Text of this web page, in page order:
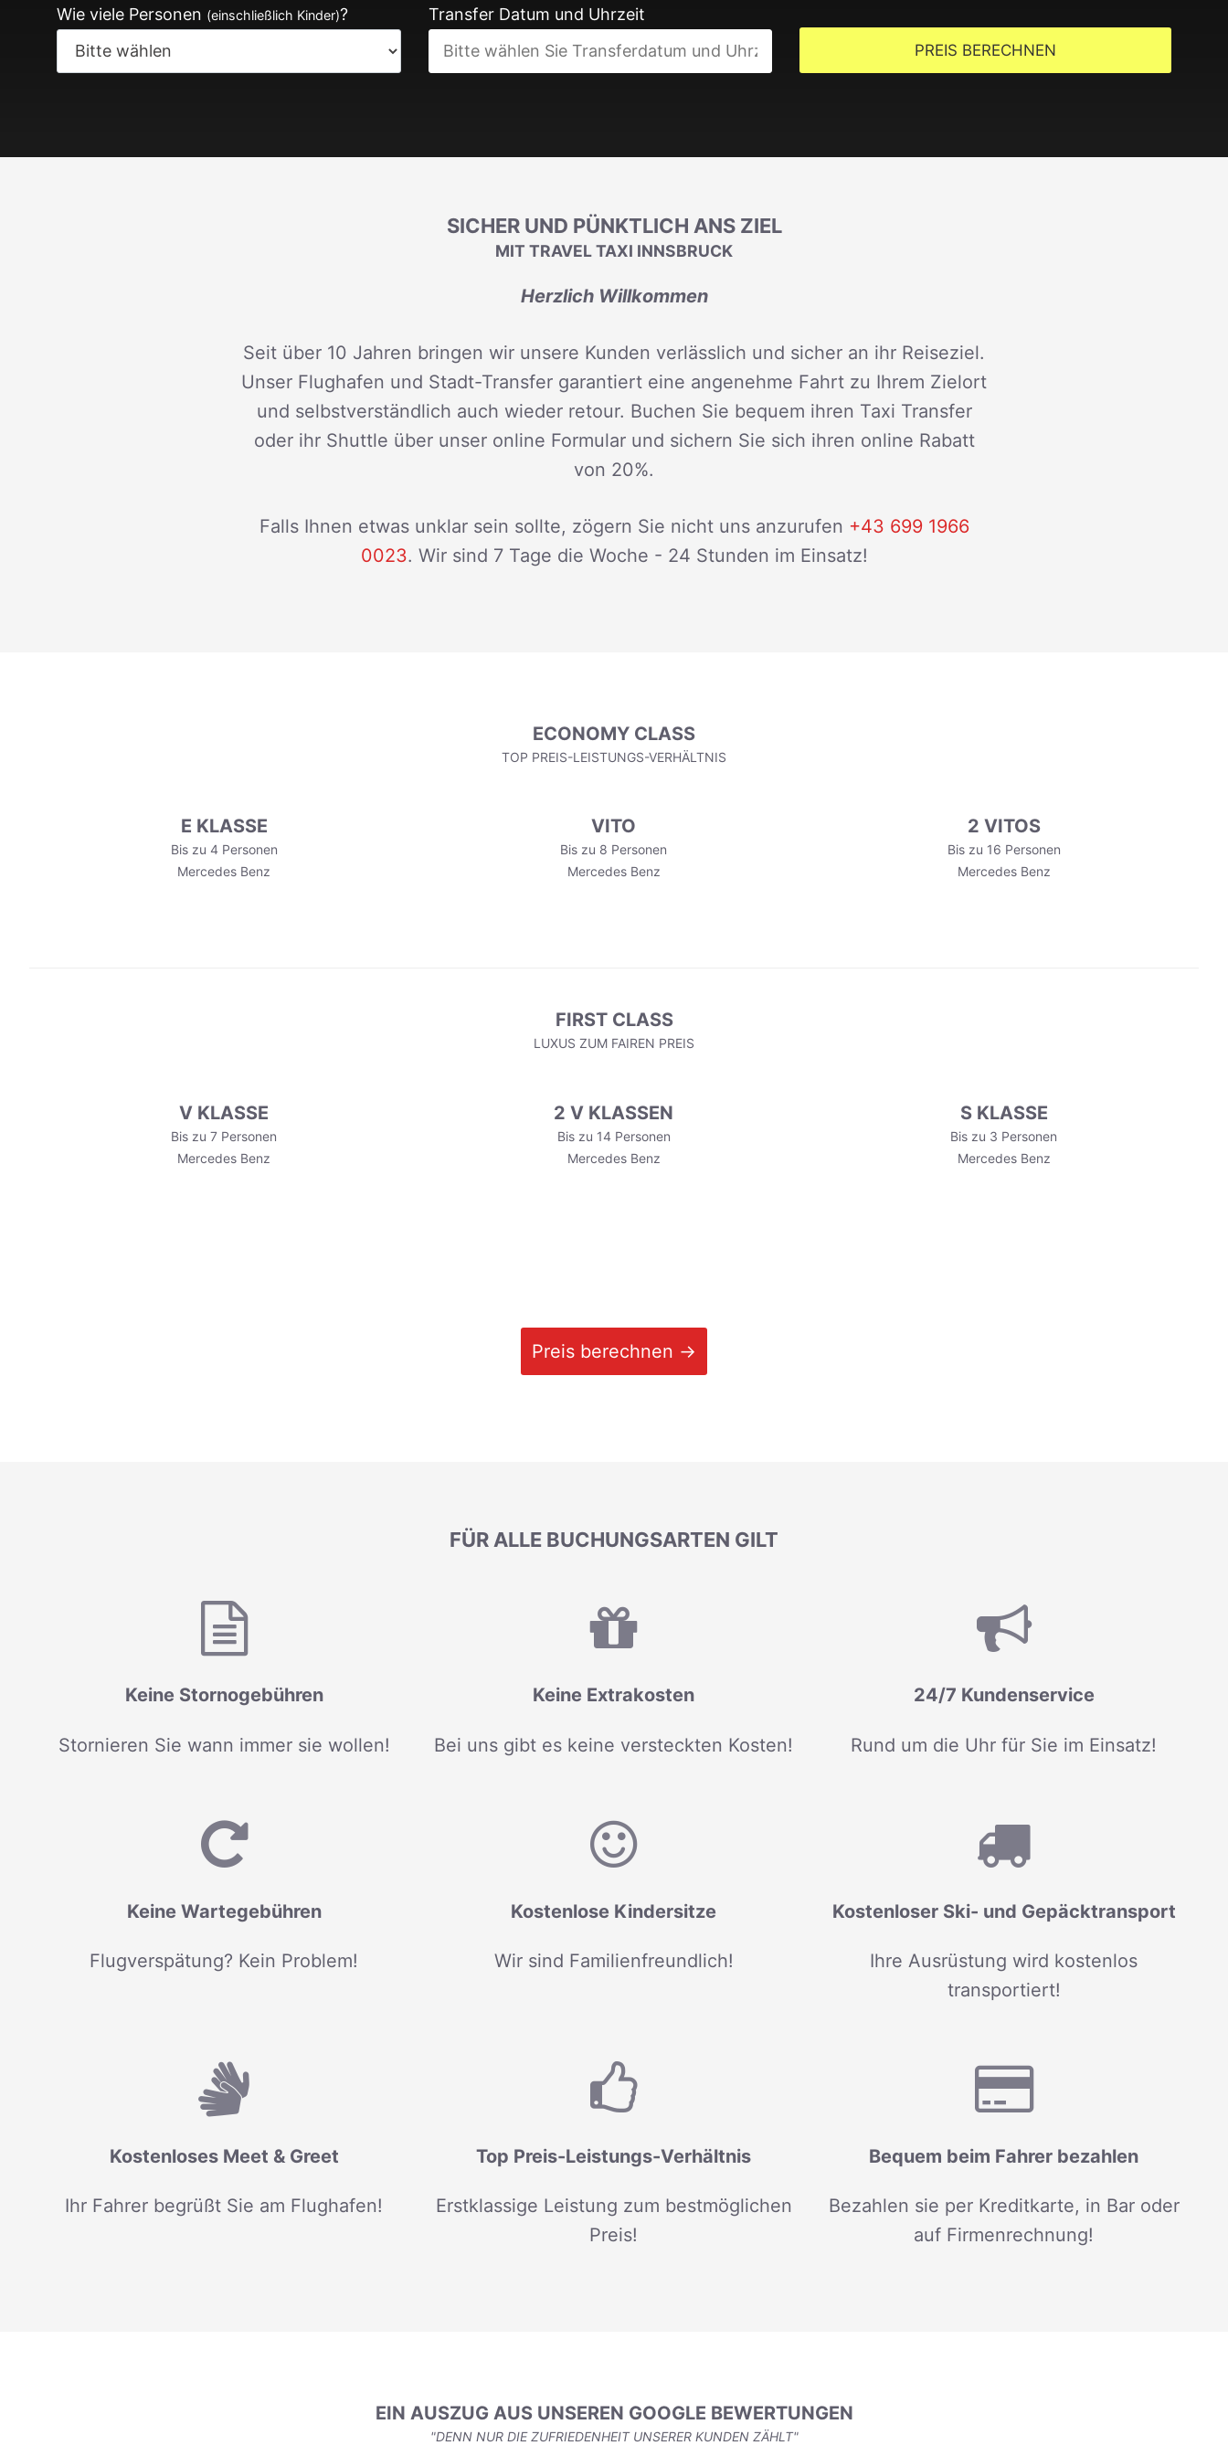
Wie viele Personen (einschließlich Kinder)? Transfer Datum und Uhrzeit
PREIS BERECHNEN
SICHER UND PÜNKTLICH ANS ZIEL
MIT TRAVEL TAXI INNSBRUCK
Herzlich Willkommen
Seit über 10 Jahren bringen wir unsere Kunden verlässlich und sicher an ihr Reiseziel.
Unser Flughafen und Stadt-Transfer garantiert eine angenehme Fahrt zu Ihrem Zielort
und selbstverständlich auch wieder retour. Buchen Sie bequem ihren Taxi Transfer
oder ihr Shuttle über unser online Formular und sichern Sie sich ihren online Rabatt
von 20%.
Falls Ihnen etwas unklar sein sollte, zögern Sie nicht uns anzurufen +43 699 1966
0023. Wir sind 7 Tage die Woche - 24 Stunden im Einsatz!
ECONOMY CLASS
TOP PREIS-LEISTUNGS-VERHÄLTNIS
E KLASSE
Bis zu 4 Personen
Mercedes Benz
VITO
Bis zu 8 Personen
Mercedes Benz
2 VITOS
Bis zu 16 Personen
Mercedes Benz
FIRST CLASS
LUXUS ZUM FAIREN PREIS
V KLASSE
Bis zu 7 Personen
Mercedes Benz
2 V KLASSEN
Bis zu 14 Personen
Mercedes Benz
S KLASSE
Bis zu 3 Personen
Mercedes Benz
Preis berechnen →
FÜR ALLE BUCHUNGSARTEN GILT
Keine Stornogebühren
Stornieren Sie wann immer sie wollen!
Keine Extrakosten
Bei uns gibt es keine versteckten Kosten!
24/7 Kundenservice
Rund um die Uhr für Sie im Einsatz!
Keine Wartegebühren
Flugverspätung? Kein Problem!
Kostenlose Kindersitze
Wir sind Familienfreundlich!
Kostenloser Ski- und Gepäcktransport
Ihre Ausrüstung wird kostenlos
transportiert!
Kostenloses Meet & Greet
Ihr Fahrer begrüßt Sie am Flughafen!
Top Preis-Leistungs-Verhältnis
Erstklassige Leistung zum bestmöglichen
Preis!
Bequem beim Fahrer bezahlen
Bezahlen sie per Kreditkarte, in Bar oder
auf Firmenrechnung!
EIN AUSZUG AUS UNSEREN GOOGLE BEWERTUNGEN
"DENN NUR DIE ZUFRIEDENHEIT UNSERER KUNDEN ZÄHLT"